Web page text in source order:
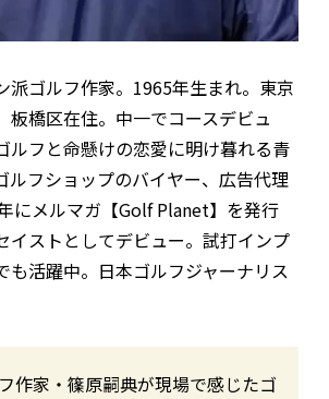
派ゴルフ作家。1965年生まれ。東京
板橋区在住。中一でコースデビュ
ルフと命懸けの恋愛に明け暮れる青
ルフショップのバイヤー、広告代理
にメルマガ【Golf Planet】を発行
イストとしてデビュー。試打インプ
も活躍中。日本ゴルフジャーナリス
作家・篠原嗣典が現場で感じたゴ